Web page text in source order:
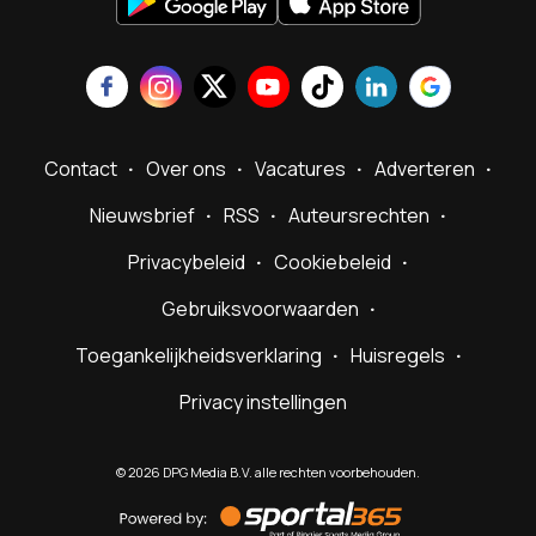
Contact Over ons Vacatures
Adverteren
Nieuwsbrief
RSS
Auteursrechten
Privacybeleid
Cookiebeleid
Gebruiksvoorwaarden
Toegankelijkheidsverklaring
Huisregels
Privacy instellingen
©2026 DPG Media B.V. alle rechten voorbehouden.
by
Sportal365